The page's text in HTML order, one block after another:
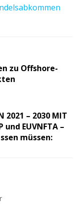
zu Offshore-
2021 – 2030 MIT
und EUVNFTA –
müssen: